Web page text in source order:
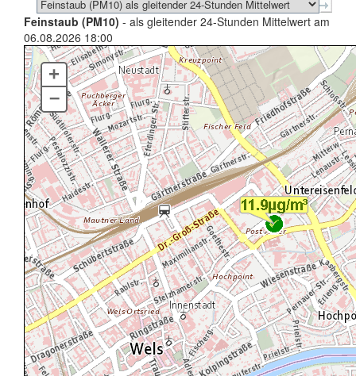
Feinstaub (PM10) - als gleitender 24-Stunden Mittelwert am
06.08.2026 18:00
+
–